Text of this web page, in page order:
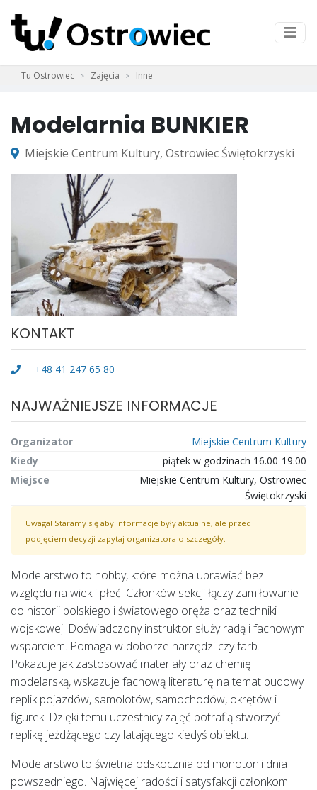
Tu Ostrowiec Zajęcia Inne
Modelarnia BUNKIER
Miejskie Centrum Kultury, Ostrowiec Świętokrzyski
NAJWAŻNIEJSZE INFORMACJE
Organizator
Miejskie Centrum Kultury
Kiedy
piątek w godzinach 16.00-19.00
Miejsce
Miejskie Centrum Kultury, Ostrowiec
Świętokrzyski
KONTAKT
+48 41 247 65 80
Uwaga! Staramy się aby informacje były aktualne, ale przed
podjęciem decyzji zapytaj organizatora o szczegóły.
Modelarstwo to hobby, które można uprawiać bez
względu na wiek i płeć. Członków sekcji łączy zamiłowanie
do historii polskiego i światowego oręża oraz techniki
wojskowej. Doświadczony instruktor służy radą i fachowym
wsparciem. Pomaga w doborze narzędzi czy farb.
Pokazuje jak zastosować materiały oraz chemię
modelarską, wskazuje fachową literaturę na temat budowy
replik pojazdów, samolotów, samochodów, okrętów i
figurek. Dzięki temu uczestnicy zajęć potrafią stworzyć
replikę jeżdżącego czy latającego kiedyś obiektu.
Modelarstwo to świetna odskocznia od monotonii dnia
powszedniego. Najwięcej radości i satysfakcji członkom